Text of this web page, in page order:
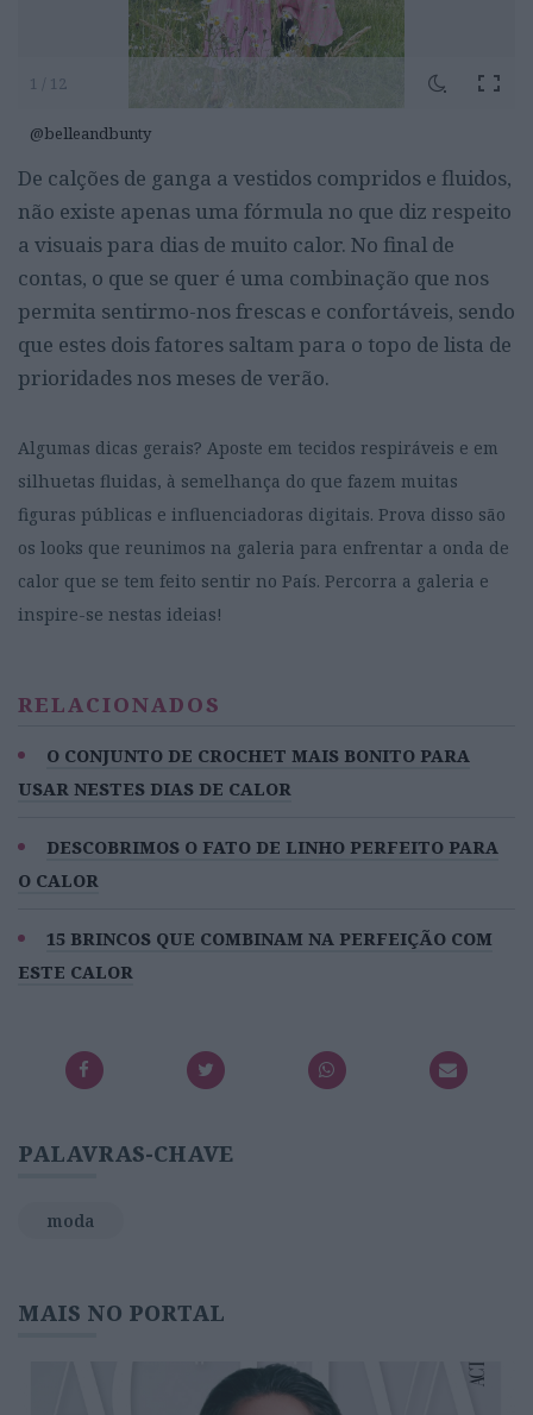
1 / 12
@belleandbunty
De calções de ganga a vestidos compridos e fluidos,
não existe apenas uma fórmula no que diz respeito
a visuais para dias de muito calor. No final de
contas, o que se quer é uma combinação que nos
permita sentirmo-nos frescas e confortáveis, sendo
que estes dois fatores saltam para o topo de lista de
prioridades nos meses de verão.
Algumas dicas gerais? Aposte em tecidos respiráveis e em
silhuetas fluidas, à semelhança do que fazem muitas
figuras públicas e influenciadoras digitais. Prova disso são
os looks que reunimos na galeria para enfrentar a onda de
calor que se tem feito sentir no País. Percorra a galeria e
inspire-se nestas ideias!
RELACIONADOS
O CONJUNTO DE CROCHET MAIS BONITO PARA
USAR NESTES DIAS DE CALOR
DESCOBRIMOS O FATO DE LINHO PERFEITO PARA
O CALOR
15 BRINCOS QUE COMBINAM NA PERFEIÇÃO COM
ESTE CALOR
PALAVRAS-CHAVE
moda
MAIS NO PORTAL